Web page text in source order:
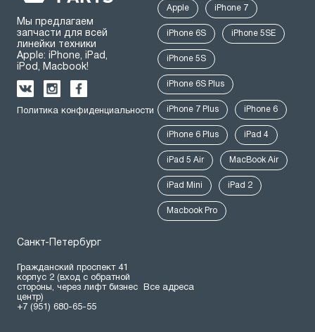
Мы предлагаем
запчасти для всей
линейки техники
Apple: iPhone, iPad,
iPod, Macbook!
Политика конфиденциальности
Apple iPhone 7
iPhone 6S iPhone 5SE
iPhone 5S
iPhone 6S Plus
iPhone 7 Plus iPhone 6
iPhone 6 Plus iPad 4
iPad 5 Air MacBook Air
iPad Mini iPad 2
Macbook Pro
Санкт-Петербург
Гражданский проспект 41
корпус 2 (вход с обратной
стороны, через лифт бизнес
центр)
+7 (951) 680-65-55
Все адреса